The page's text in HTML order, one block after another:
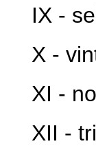
IX -
X -
XI -
XII -